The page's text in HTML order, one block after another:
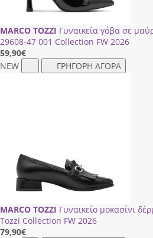
MARCO TOZZI Γυναικεία γόβα σε
29608-47 001 Collection FW 2026
59,90€
NEW
ΓΡΗΓΟΡΗ ΑΓΟΡΑ
MARCO TOZZI Γυναικείο μοκασίνι
Tozzi Collection FW 2026
79,90€